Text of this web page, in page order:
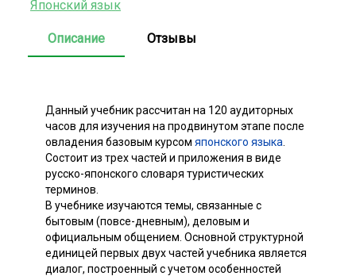
Японский язык
Описание Отзывы
Данный учебник рассчитан на 120 аудиторных
часов для изучения на продвинутом этапе после
овладения базовым курсом японского языка
Состоит из трех частей и приложения в виде
русско-японского словаря туристических
терминов.
В учебнике изучаются темы, связанные с
бытовым (повсе-дневным), деловым и
официальным общением. Основной структурной
единицей первых двух частей учебника является
диалог, построенный с учетом особенностей